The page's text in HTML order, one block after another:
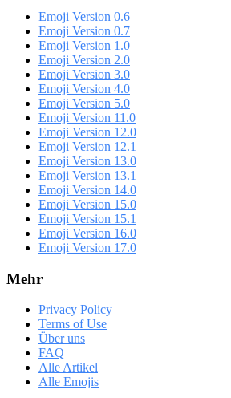
Emoji Version 0.6
Emoji Version 0.7
Emoji Version 1.0
Emoji Version 2.0
Emoji Version 3.0
Emoji Version 4.0
Emoji Version 5.0
Emoji Version 11.0
Emoji Version 12.0
Emoji Version 12.1
Emoji Version 13.0
Emoji Version 13.1
Emoji Version 14.0
Emoji Version 15.0
Emoji Version 15.1
Emoji Version 16.0
Emoji Version 17.0
Mehr
Privacy Policy
Terms of Use
Über uns
FAQ
Alle Artikel
Alle Emojis